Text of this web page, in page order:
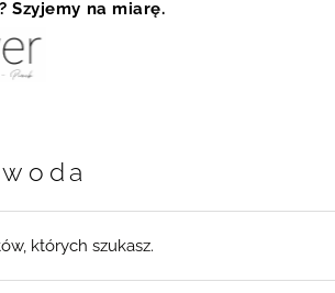
których szukasz.
Szyjemy na miarę.